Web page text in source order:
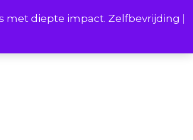
met diepte impact. Zelfbevrijding |
Onderhuids